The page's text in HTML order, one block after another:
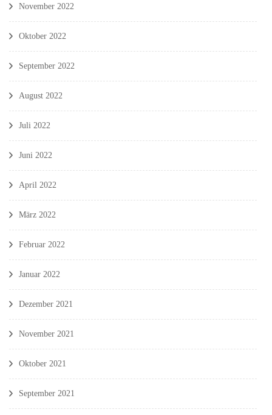
November 2022
Oktober 2022
September 2022
August 2022
Juli 2022
Juni 2022
April 2022
März 2022
Februar 2022
Januar 2022
Dezember 2021
November 2021
Oktober 2021
September 2021